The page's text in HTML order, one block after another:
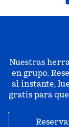
Nuestras
en grupo.
al instante,
gratis para